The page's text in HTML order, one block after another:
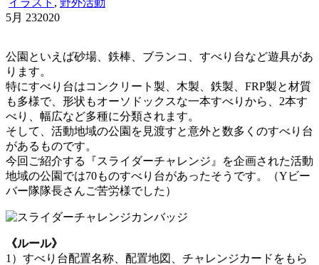
イラスト , 野外活動
5月 232020
公園といえば砂場、鉄棒、ブランコ、すべり台など遊具があ
ります。
特にすべり台はコンクリート製、木製、鉄製、FRP製と材質
も多様で、形状もオーソドックスな一本すべりから、2本す
べり、幅広など多種に分類されます。
そして、活動地域の公園を見渡すと意外と数多くのすべり台
があるものです。
今回ご紹介する『スライダーチャレンジ』を企画された活動
地域の公園では70ものすべり台があったそうです。（Yビー
バー隊隊長さんご苦労様でした）
《ルール》
1）すべり台配置名称、配置地図、チャレンジカードをもら